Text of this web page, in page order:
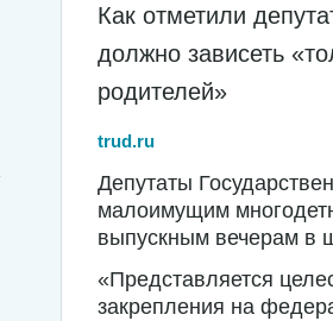
Как отметили
должно зависеть
родителей»
trud.ru
Депутаты
малоимущим
выпускным вечерам в
«Представляется
закрепления на